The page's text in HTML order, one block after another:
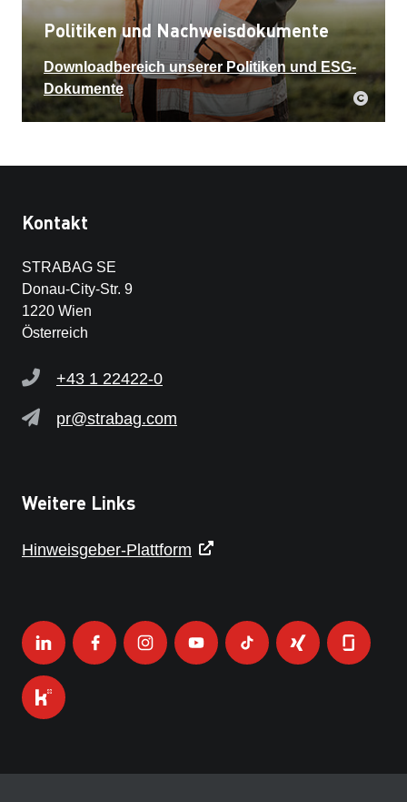
Politiken und Nachweisdokumente
Downloadbereich unserer Politiken und ESG-
Dokumente
Kontakt
STRABAG SE
Donau-City-Str. 9
1220 Wien
Österreich
+43 1 22422-0
pr@strabag.com
Weitere Links
Hinweisgeber-Plattform